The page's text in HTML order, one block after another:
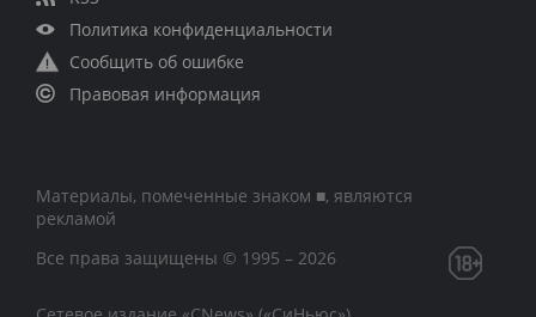
Политика конфиденциальности
Сообщить об ошибке
Правовая информация
Материалы, помеченные знаком ■, являются
рекламой
Все права защищены © 1995 – 2026